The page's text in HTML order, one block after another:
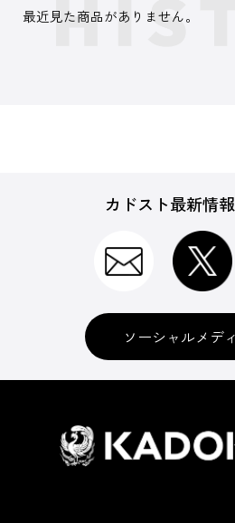
最近見た商品がありません。
カドスト最新情
ソーシャルメデ